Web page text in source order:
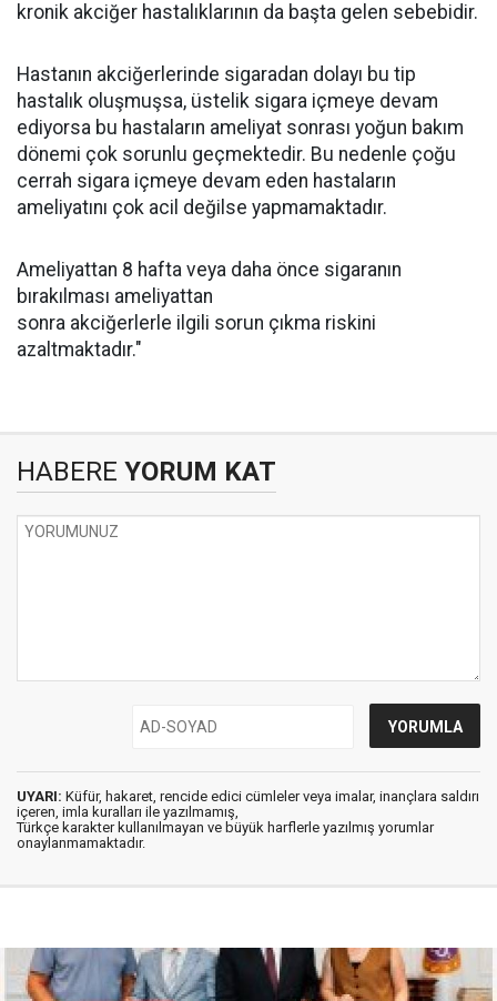
kronik akciğer hastalıklarının da başta gelen sebebidir.
Hastanın akciğerlerinde sigaradan dolayı bu tip
hastalık oluşmuşsa, üstelik sigara içmeye devam
ediyorsa bu hastaların ameliyat sonrası yoğun bakım
dönemi çok sorunlu geçmektedir. Bu nedenle çoğu
cerrah sigara içmeye devam eden hastaların
ameliyatını çok acil değilse yapmamaktadır.
Ameliyattan 8 hafta veya daha önce sigaranın
bırakılması ameliyattan
sonra akciğerlerle ilgili sorun çıkma riskini
azaltmaktadır."
HABERE YORUM KAT
UYARI: Küfür, hakaret, rencide edici cümleler veya imalar, inançlara saldırı
içeren, imla kuralları ile yazılmamış,
Türkçe karakter kullanılmayan ve büyük harflerle yazılmış yorumlar
onaylanmamaktadır.